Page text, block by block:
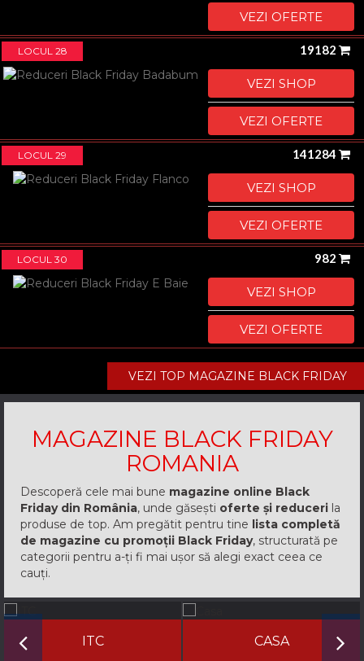
VEZI OFERTE
LOCUL 28 19182
VEZI SHOP
VEZI OFERTE
LOCUL 29 141284
VEZI SHOP
VEZI OFERTE
LOCUL 30 982
VEZI SHOP
VEZI OFERTE
VEZI TOP MAGAZINE BLACK FRIDAY
MAGAZINE BLACK FRIDAY
ROMANIA
Descoperă cele mai bune magazine online Black
Friday din România, unde găsești oferte și reduceri la
produse de top. Am pregătit pentru tine lista completă
de magazine cu promoții Black Friday, structurată pe
categorii pentru a-ți fi mai ușor să alegi exact ceea ce
cauți.
ITC CASA